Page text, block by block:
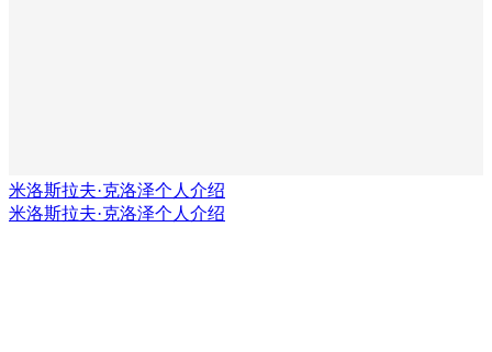
米洛斯拉夫·克洛泽个人介绍
米洛斯拉夫·克洛泽个人介绍